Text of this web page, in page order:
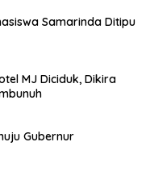
Samarinda Ditipu
MJ Diciduk, Dikira
Gubernur